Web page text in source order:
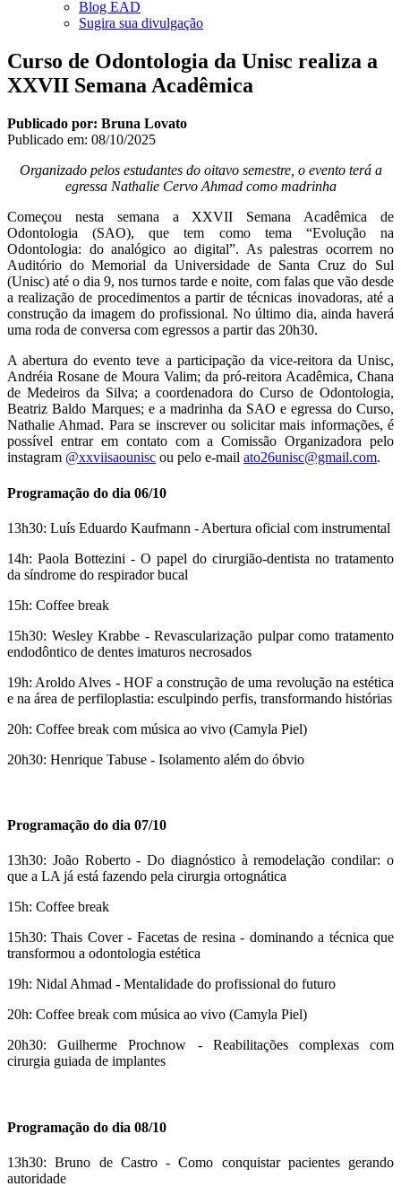
Blog EAD
Sugira sua divulgação
Curso de Odontologia da Unisc realiza a
XXVII Semana Acadêmica
Publicado por: Bruna Lovato
Publicado em: 08/10/2025
Organizado pelos estudantes do oitavo semestre, o evento terá a
egressa Nathalie Cervo Ahmad como madrinha
Começou nesta semana a XXVII Semana Acadêmica de
Odontologia (SAO), que tem como tema “Evolução na
Odontologia: do analógico ao digital”. As palestras ocorrem no
Auditório do Memorial da Universidade de Santa Cruz do Sul
(Unisc) até o dia 9, nos turnos tarde e noite, com falas que vão desde
a realização de procedimentos a partir de técnicas inovadoras, até a
construção da imagem do profissional. No último dia, ainda haverá
uma roda de conversa com egressos a partir das 20h30.
A abertura do evento teve a participação da vice-reitora da Unisc,
Andréia Rosane de Moura Valim; da pró-reitora Acadêmica, Chana
de Medeiros da Silva; a coordenadora do Curso de Odontologia,
Beatriz Baldo Marques; e a madrinha da SAO e egressa do Curso,
Nathalie Ahmad. Para se inscrever ou solicitar mais informações, é
possível entrar em contato com a Comissão Organizadora pelo
instagram @xxviisaounisc ou pelo e-mail ato26unisc@gmail.com.
Programação do dia 06/10
13h30: Luís Eduardo Kaufmann - Abertura oficial com instrumental
14h: Paola Bottezini - O papel do cirurgião-dentista no tratamento
da síndrome do respirador bucal
15h: Coffee break
15h30: Wesley Krabbe - Revascularização pulpar como tratamento
endodôntico de dentes imaturos necrosados
19h: Aroldo Alves - HOF a construção de uma revolução na estética
e na área de perfiloplastia: esculpindo perfis, transformando histórias
20h: Coffee break com música ao vivo (Camyla Piel)
20h30: Henrique Tabuse - Isolamento além do óbvio
Programação do dia 07/10
13h30: João Roberto - Do diagnóstico à remodelação condilar: o
que a LA já está fazendo pela cirurgia ortognática
15h: Coffee break
15h30: Thais Cover - Facetas de resina - dominando a técnica que
transformou a odontologia estética
19h: Nidal Ahmad - Mentalidade do profissional do futuro
20h: Coffee break com música ao vivo (Camyla Piel)
20h30: Guilherme Prochnow - Reabilitações complexas com
cirurgia guiada de implantes
Programação do dia 08/10
13h30: Bruno de Castro - Como conquistar pacientes gerando
autoridade